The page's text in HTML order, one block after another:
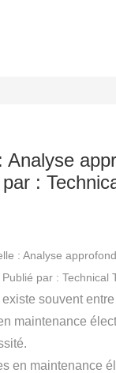
:
: Analyse
par : Technical
souvent
maintenance
en maintenance